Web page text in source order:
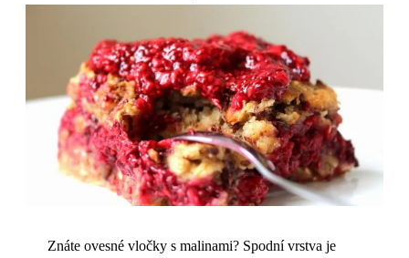
Znáte ovesné vločky s malinami? Spodní vrstva je